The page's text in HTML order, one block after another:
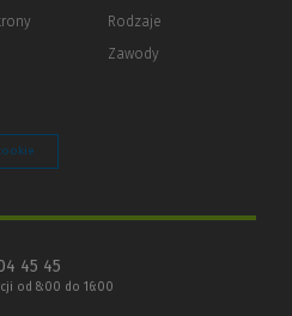
Rodzaje
Zawody
45 45
od 8:00 do 16:00